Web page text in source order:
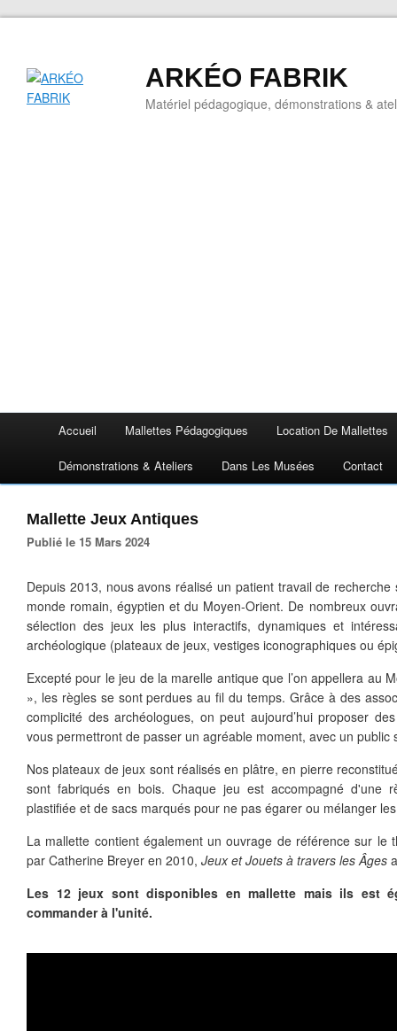
ARKÉO FABRIK
Matériel pédagogique, démonstrations &
Accueil Mallettes Pédagogiques Location De Mallettes
Démonstrations & Ateliers Dans Les Musées Contact
Mallette Jeux Antiques
Publié le 15 Mars 2024
Depuis 2013, nous avons réalisé un patient travail de
monde romain, égyptien et du Moyen-Orient. De nombreux
sélection des jeux les plus interactifs, dynamiques et
archéologique (plateaux de jeux, vestiges iconographiques ou
Excepté pour le jeu de la marelle antique que l’on appellera au
», les règles se sont perdues au fil du temps. Grâce à des
complicité des archéologues, on peut aujourd’hui proposer
vous permettront de passer un agréable moment, avec un public
Nos plateaux de jeux sont réalisés en plâtre, en pierre
sont fabriqués en bois. Chaque jeu est accompagné d'une
plastifiée et de sacs marqués pour ne pas égarer ou mélanger
La mallette contient également un ouvrage de référence sur le
par Catherine Breyer en 2010, Jeux et Jouets à travers les Âges
Les 12 jeux sont disponibles en mallette mais ils est
commander à l'unité.